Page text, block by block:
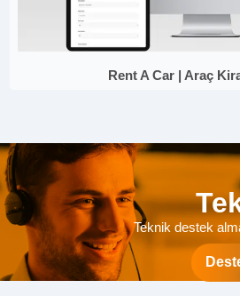
Rent A Car | Araç
Teknik destek